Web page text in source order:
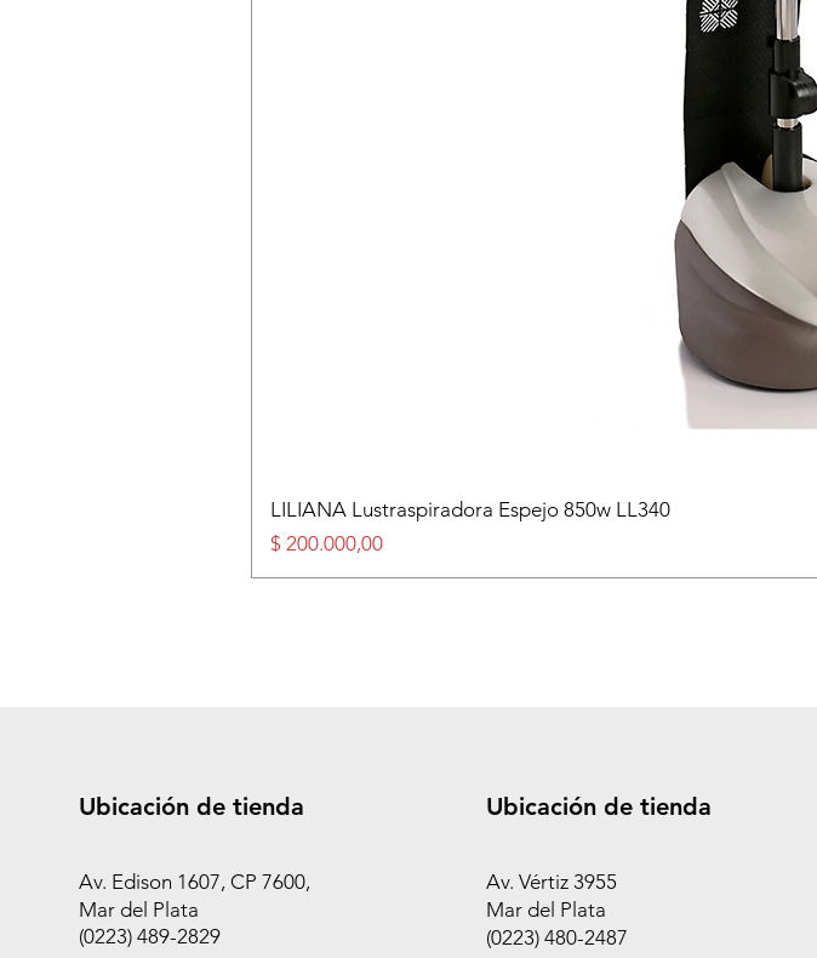
LILIANA Lustraspiradora Espejo 850w LL340
Precio
$ 200.000,00
Ubicación de tienda
Av. Edison 1607, CP 7600,
Mar del Plata
(0223) 489-2829
Ubicación de tienda
Av. Vértiz 3955
Mar del Plata
(0223) 480-2487